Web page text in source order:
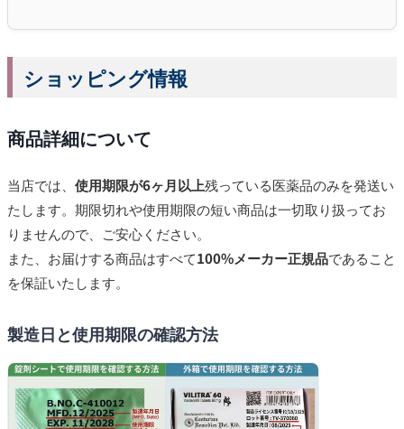
ショッピング情報
商品詳細について
当店では、 使用期限が6ヶ月以上残っている医薬品のみを発送い
たします。期限切れや使用期限の短い商品は一切取り扱ってお
りませんので、ご安心ください。
また、お届けする商品はすべて100%メーカー正規品であること
を保証いたします。
製造日と使用期限の確認方法